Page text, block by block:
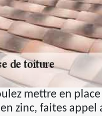
mettre en
zinc, faites appel